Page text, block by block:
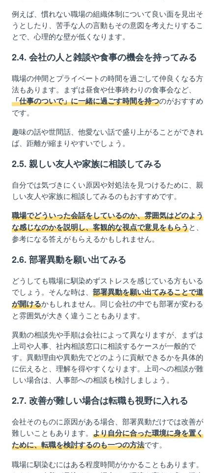
例えば、慣れない職場の組織体制について良い面を見出そ
うとしたり、苦手な人の言動もその意図を考えたりするこ
とで、 心理的な壁が低くなります。
2.4. 会社の人と雑談や食事の機会を持ってみる
職場の仲間とプライベートの時間を過ごして仲良くなる方
法もあります。まずは昼食や仕事終わりの食事会など、
「仕事のついで」に一緒に過ごす時間を持つのがおすすめ
です。
趣味の話や世間話、他愛ない話で盛り上がることができれ
ば、 距離が縮ま りやすいでしょう。
2.5. 親しい友人や家族に相談してみる
自分では気づきにくい原因や対処法を見つけるために、 親
しい友人や家族に相談してみるのもおすすめです。
職場でどういった会話をしているのか、雰囲気はどのよう
な感じなのかを説明し、客観的な視点で意見をもらうと、
参考になる答えがもらえるかもしれません。
2.6. 部署異動を願い出てみる
どうしても職場に馴染めずストレスを感じている方もいる
でしょう。そんな時は、 部署異動を願い出てみることで道
が開けるかもしれません。同じ会社の中でも部署が変わる
と雰囲気が大きく違うこともあります。
異動の相談先や手順は会社によって異なりますが、まずは
上司や人事、社内相談窓口に相談するケースが一般的で
す。 異動理由や異動先でどのように貢献できるかを具体的
に伝えると、理解を得やすくなります。上司への相談が難
しい場合は、
人事部への相談も検討しましょう。
2.7. 改善が難しい場合は転職も視野に入れる
会社そのものに原因がある場合、部署異動だけでは改善が
難しいこともあります。 より自分に合った環境に身を置く
ために、転職を検討するのも一つの方法です。
職場に馴染むにはある程度時間がかかることもあります。